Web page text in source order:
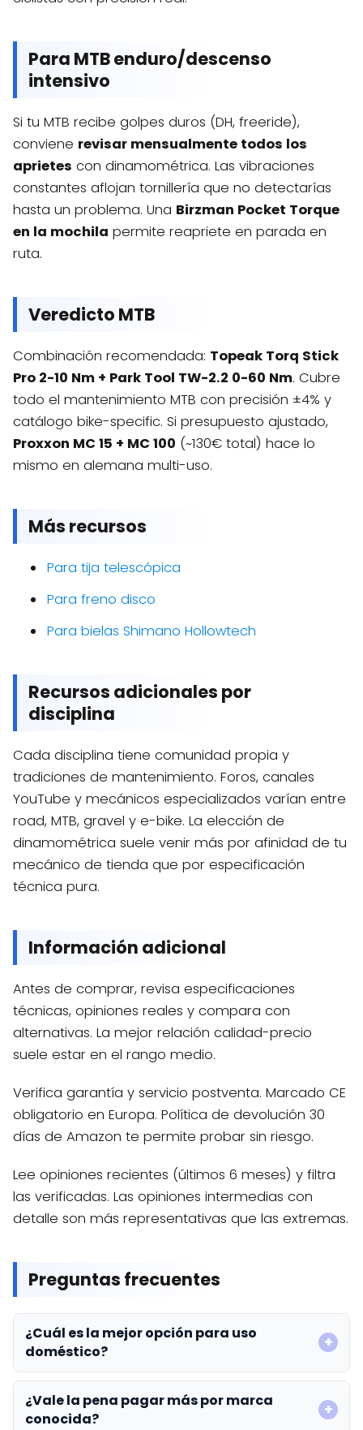
Para MTB enduro/descenso
intensivo
Si tu MTB recibe golpes duros (DH, freeride),
conviene revisar mensualmente todos los
aprietes con dinamométrica. Las vibraciones
constantes aflojan tornillería que no detectarías
hasta un problema. Una Birzman Pocket Torque
en la mochila permite reapriete en parada en
ruta.
Veredicto MTB
Combinación recomendada: Topeak Torq Stick
Pro 2-10 Nm + Park Tool TW-2.2 0-60 Nm. Cubre
todo el mantenimiento MTB con precisión ±4% y
catálogo bike-specific. Si presupuesto ajustado,
Proxxon MC 15 + MC 100 (~130€ total) hace lo
mismo en alemana multi-uso.
Más recursos
Para tija telescópica
Para freno disco
Para bielas Shimano Hollowtech
Recursos adicionales por
disciplina
Cada disciplina tiene comunidad propia y
tradiciones de mantenimiento. Foros, canales
YouTube y mecánicos especializados varían entre
road, MTB, gravel y e-bike. La elección de
dinamométrica suele venir más por afinidad de tu
mecánico de tienda que por especificación
técnica pura.
Información adicional
Antes de comprar, revisa especificaciones
técnicas, opiniones reales y compara con
alternativas. La mejor relación calidad-precio
suele estar en el rango medio.
Verifica garantía y servicio postventa. Marcado CE
obligatorio en Europa. Política de devolución 30
días de Amazon te permite probar sin riesgo.
Lee opiniones recientes (últimos 6 meses) y filtra
las verificadas. Las opiniones intermedias con
detalle son más representativas que las extremas.
Preguntas frecuentes
¿Cuál es la mejor opción para uso
doméstico?
¿Vale la pena pagar más por marca
conocida?